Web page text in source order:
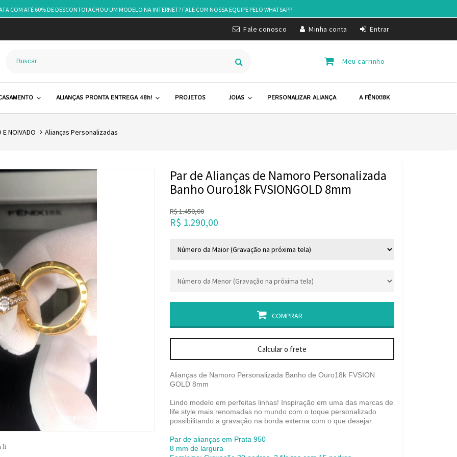
COM ATÉ 60% DE DESCONTO! ACHOU UM MODELO NA INTERNET? FALE COM NOSSA EQUIPE PELO WHATSAPP
Fale conosco Minha conta Entrar
Meu carrinho
ALIANÇAS PRONTA ENTREGA 48h! PROJETOS JOIAS PERSONALIZAR ALIANÇA A FÊNIX18K
E NOIVADO Alianças Personalizadas
It
Par de Alianças de Namoro Personalizada
Banho Ouro18k FVSIONGOLD 8mm
R$1.450,00
R$ 1.290,00
COMPRAR
Calcular o frete
Alianças de Namoro Personalizada Banho de Ouro18k FVSION
GOLD 8mm
Lindo modelo em perfeitas linhas! Inspiração em uma das marcas de
life style mais renomadas no mundo com o toque personalizado
possibilitando a gravação na borda externa com o que desejar.
Par de alianças em Prata 950
8 mm de largura